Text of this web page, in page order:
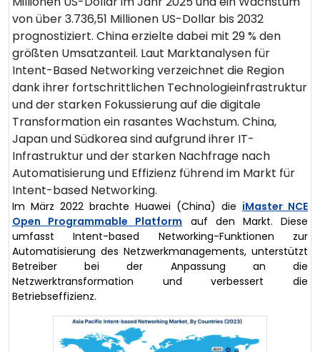
von über 3.736,51 Millionen US-Dollar bis 2032
prognostiziert. China erzielte dabei mit 29 % den
größten Umsatzanteil. Laut Marktanalysen für
Intent-Based Networking verzeichnet die Region
dank ihrer fortschrittlichen Technologieinfrastruktur
und der starken Fokussierung auf die digitale
Transformation ein rasantes Wachstum. China,
Japan und Südkorea sind aufgrund ihrer IT-
Infrastruktur und der starken Nachfrage nach
Automatisierung und Effizienz führend im Markt für
Intent-based Networking.
Im März 2022 brachte Huawei (China) die iMaster NCE
Open Programmable Platform auf den Markt. Diese
umfasst Intent-based Networking-Funktionen zur
Automatisierung des Netzwerkmanagements, unterstützt
Betreiber bei der Anpassung an die
Netzwerktransformation und verbessert die
Betriebseffizienz.